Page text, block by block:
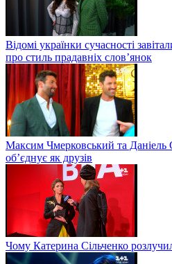
Відомі українки сучасності
про стиль прадавніх слов’янок
Максим Чмерковський та Даніель
об’єднує як друзів
Чому Катерина Сільченко